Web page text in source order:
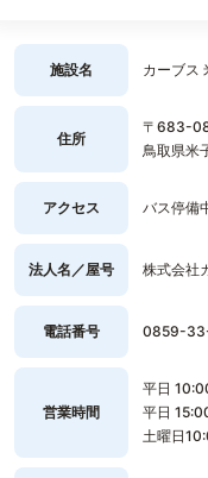
施設名 カーブス
住所
〒683-
鳥取県米
アクセス バス停備
法人名／屋号 株式会社
電話番号 0859-
営業時間
平日
平日
土曜日